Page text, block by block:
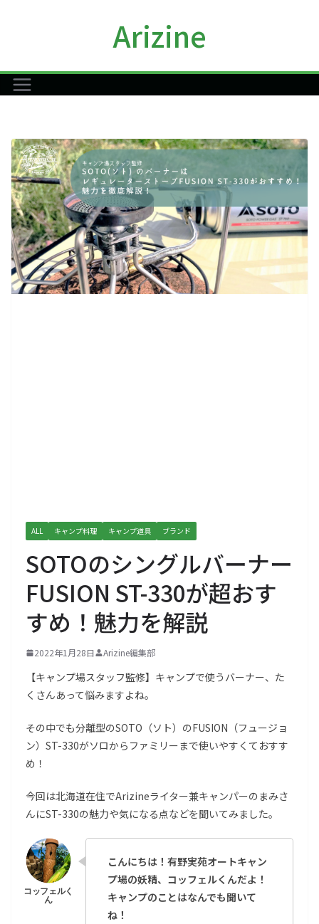
ン
Arizine
ALL キャンプ料理 キャンプ道具 ブランド
SOTOのシングルバーナー
FUSION ST-330が超おす
すめ！魅力を解説
2022年1月28日 Arizine編集部
【キャンプ場スタッフ監修】キャンプで使うバーナー、た
くさんあって悩みますよね。
その中でも分離型のSOTO（ソト）のFUSION（フュージョ
ン）ST-330がソロからファミリーまで使いやすくておすす
め！
今回は北海道在住でArizineライター兼キャンパーのまみさ
んにST-330の魅力や気になる点などを聞いてみました。
こんにちは！有野実苑オートキャン
プ場の妖精、コッフェルくんだよ！
キャンプのことはなんでも聞いて
ね！